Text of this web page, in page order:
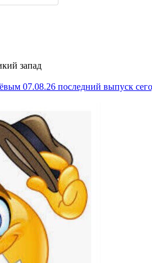
запад
07.08.26 последний выпуск